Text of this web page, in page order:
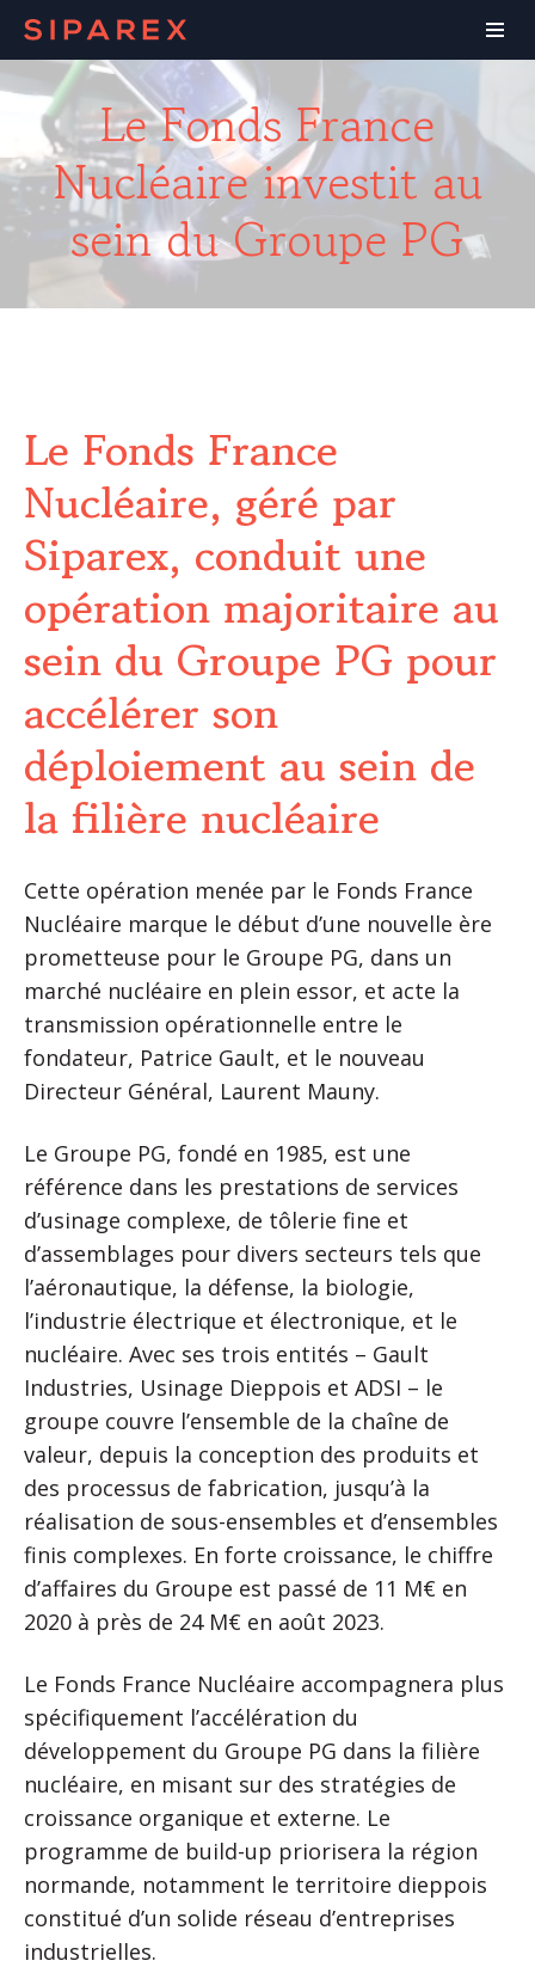
Le Fonds France
Nucléaire investit au
sein du Groupe PG
Le Fonds France
Nucléaire, géré par
Siparex, conduit une
opération majoritaire au
sein du Groupe PG pour
accélérer son
déploiement au sein de
la filière nucléaire
Cette opération menée par le Fonds France
Nucléaire marque le début d’une nouvelle ère
prometteuse pour le Groupe PG, dans un
marché nucléaire en plein essor, et acte la
transmission opérationnelle entre le
fondateur, Patrice Gault, et le nouveau
Directeur Général, Laurent Mauny.
Le Groupe PG, fondé en 1985, est une
référence dans les prestations de services
d’usinage complexe, de tôlerie fine et
d’assemblages pour divers secteurs tels que
l’aéronautique, la défense, la biologie,
l’industrie électrique et électronique, et le
nucléaire. Avec ses trois entités – Gault
Industries, Usinage Dieppois et ADSI – le
groupe couvre l’ensemble de la chaîne de
valeur, depuis la conception des produits et
des processus de fabrication, jusqu’à la
réalisation de sous-ensembles et d’ensembles
finis complexes. En forte croissance, le chiffre
d’affaires du Groupe est passé de 11 M€ en
2020 à près de 24 M€ en août 2023.
Le Fonds France Nucléaire accompagnera plus
spécifiquement l’accélération du
développement du Groupe PG dans la filière
nucléaire, en misant sur des stratégies de
croissance organique et externe. Le
programme de build-up priorisera la région
normande, notamment le territoire dieppois
constitué d’un solide réseau d’entreprises
industrielles.